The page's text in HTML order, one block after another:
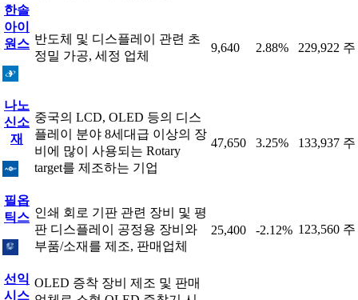
한솔
아이
원스 반도체 및 디스플레이 관련 초
정밀 가공, 세정 업체
9,640 2.88% 229,922 주
나노
신소
재
중국의 LCD, OLED 등의 디스
플레이 분야 8세대급 이상의 장
비에 많이 사용되는 Rotary
target를 제조하는 기업
47,650 3.25% 133,937 주
필옵
틱스 인쇄 회로 기판 관련 장비 및 평
판 디스플레이 공정용 장비와
부품/소재를 제조, 판매업체
25,400 -2.12% 123,560 주
선익
시스
OLED 증착 장비 제조 및 판매